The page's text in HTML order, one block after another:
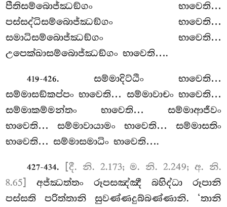
පීතිසම්බොජ්ඣඞ්ගං භාවෙති…
පස්සද්ධිසම්බොජ්ඣඞ්ගං භාවෙති…
සමාධිසම්බොජ්ඣඞ්ගං භාවෙති…
උපෙක්ඛාසම්බොජ්ඣඞ්ගං භාවෙති….
419-426. සම්මාදිට්ඨිං භාවෙති…
සම්මාසඞ්කප්පං භාවෙති… සම්මාවාචං භාවෙති…
සම්මාකම්මන්තං භාවෙති… සම්මාආජීවං
භාවෙති… සම්මාවායාමං භාවෙති… සම්මාසතිං
භාවෙති… සම්මාසමාධිං භාවෙති….
427-434.
[දී. නි. 2.173; ම. නි. 2.249; අ. නි.
8.65]
අජ්ඣත්තං රූපසඤ්ඤී බහිද්ධා රූපානි
පස්සති පරිත්තානි සුවණ්ණදුබ්බණ්ණානි. ‘තානි